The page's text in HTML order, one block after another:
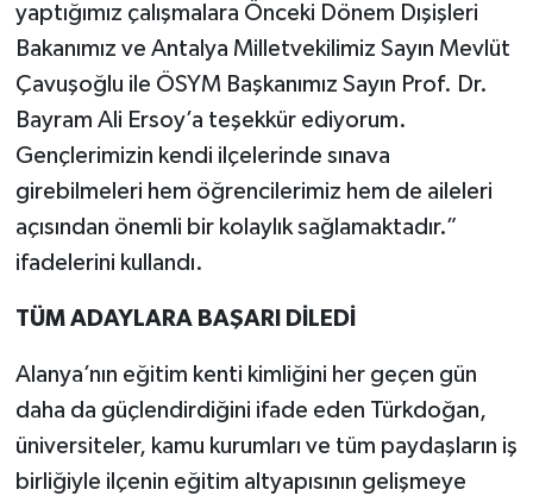
yaptığımız çalışmalara Önceki Dönem Dışişleri
Bakanımız ve Antalya Milletvekilimiz Sayın Mevlüt
Çavuşoğlu ile ÖSYM Başkanımız Sayın Prof. Dr.
Bayram Ali Ersoy’a teşekkür ediyorum.
Gençlerimizin kendi ilçelerinde sınava
girebilmeleri hem öğrencilerimiz hem de aileleri
açısından önemli bir kolaylık sağlamaktadır.”
ifadelerini kullandı.
TÜM ADAYLARA BAŞARI DİLEDİ
Alanya’nın eğitim kenti kimliğini her geçen gün
daha da güçlendirdiğini ifade eden Türkdoğan,
üniversiteler, kamu kurumları ve tüm paydaşların iş
birliğiyle ilçenin eğitim altyapısının gelişmeye